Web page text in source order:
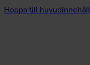
Hoppa till huvudinnehåll